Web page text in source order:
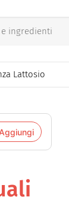
Lattosio
Aggiungi